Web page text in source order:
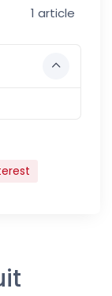
1 article